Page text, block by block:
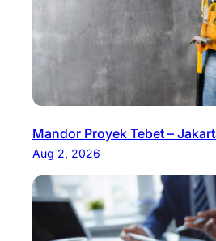
Mandor Proyek Tebet –
Aug 2, 2026